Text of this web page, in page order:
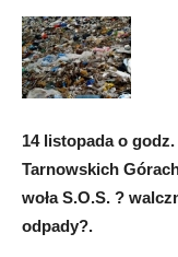
14 listopada o
Tarnowskich
woła S.O.S. ?
odpady?.